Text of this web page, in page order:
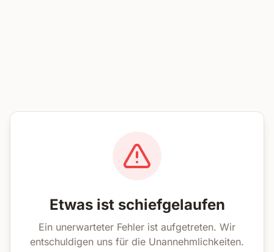
Etwas ist schiefgelaufen
Ein unerwarteter Fehler ist aufgetreten. Wir
entschuldigen uns für die Unannehmlichkeiten.